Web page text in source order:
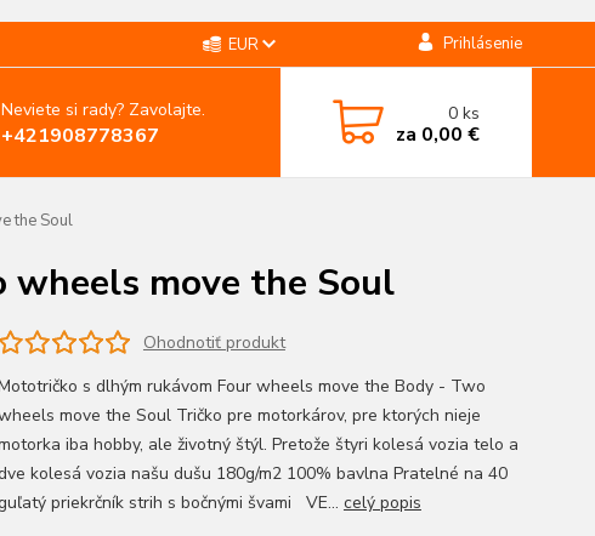
EUR Prihlásenie
Neviete si rady? Zavolajte.
+421908778367
0ks
za 0,00 €
the Soul
move the Soul
Ohodnotiť produkt
s dlhým rukávom Four wheels move the Body - Two
move the Soul Tričko pre motorkárov, pre ktorých nieje
iba hobby, ale životný štýl. Pretože štyri kolesá vozia telo a
kolesá vozia našu dušu 180g/m2 100% bavlna Pratelné na 40
priekrčník strih s bočnými švami VE... celý popis